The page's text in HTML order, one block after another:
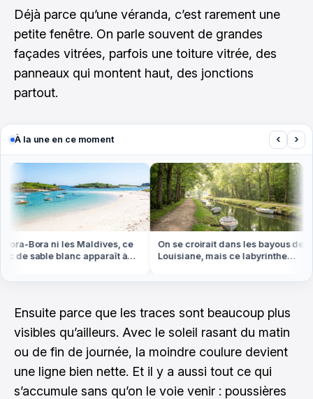
Déjà parce qu’une véranda, c’est rarement une
petite fenêtre. On parle souvent de grandes
façades vitrées, parfois une toiture vitrée, des
panneaux qui montent haut, des jonctions
partout.
À la une en ce moment ‹ ›
Bora ni les Maldives, ce
de sable blanc apparaît à
On se croirait dans les bayous de
Louisiane, mais ce labyrinthe
Ensuite parce que les traces sont beaucoup plus
visibles qu’ailleurs. Avec le soleil rasant du matin
ou de fin de journée, la moindre coulure devient
une ligne bien nette. Et il y a aussi tout ce qui
s’accumule sans qu’on le voie venir : poussières